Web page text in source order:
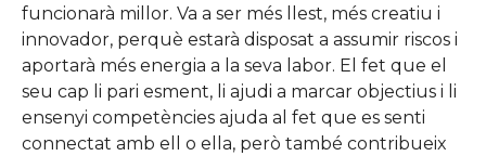
funcionarà millor. Va a ser més llest, més creatiu i
innovador, perquè estarà disposat a assumir riscos i
aportarà més energia a la seva labor. El fet que el
seu cap li pari esment, li ajudi a marcar objectius i li
ensenyi competències ajuda al fet que es senti
connectat amb ell o ella, però també contribueix